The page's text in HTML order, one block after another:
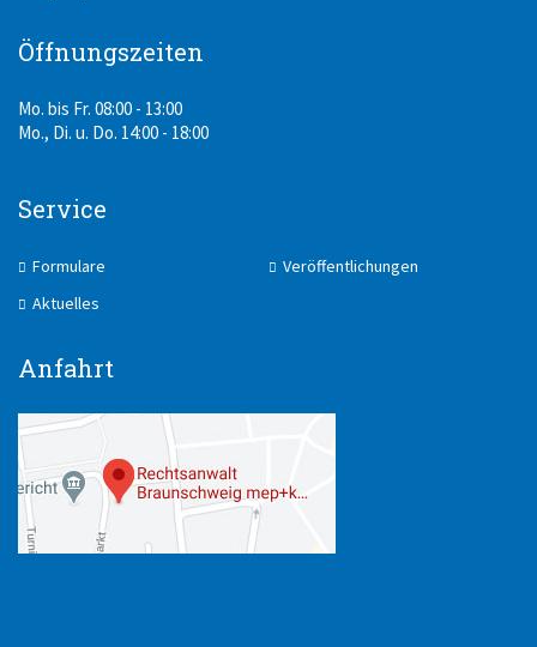
Öffnungszeiten
Mo. bis Fr. 08:00 - 13:00
Mo., Di. u. Do. 14:00 - 18:00
Service
Formulare
Veröffentlichungen
Aktuelles
Anfahrt